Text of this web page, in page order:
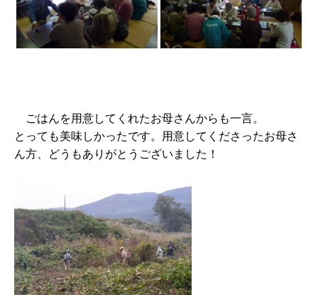
ごはんを用意してくれたお母さんからも一言。
とっても美味しかったです。用意してくださったお母さ
ん方、どうもありがとうございました！